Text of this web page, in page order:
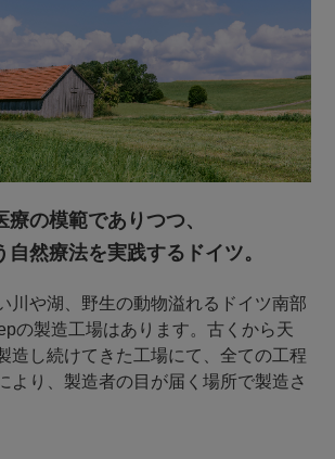
の模範でありつつ、
自然療法を実践するドイツ。
川や湖、野生の動物溢れるドイツ南部
の製造工場はあります。古くから天
造し続けてきた工場にて、全ての工程
より、製造者の目が届く場所で製造さ